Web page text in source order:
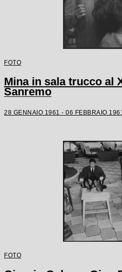
FOTO
Mina in sala trucco al
Sanremo
28 GENNAIO 1961 - 06 FEBBRAIO 1961
FOTO